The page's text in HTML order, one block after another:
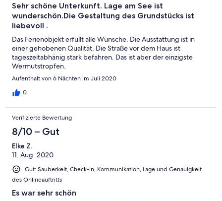
Sehr schöne Unterkunft. Lage am See ist
wunderschön.Die Gestaltung des Grundstücks ist
liebevoll .
Das Ferienobjekt erfüllt alle Wünsche. Die Ausstattung ist in
einer gehobenen Qualität. Die Straße vor dem Haus ist
tageszeitabhänig stark befahren. Das ist aber der einzigste
Wermutstropfen.
Aufenthalt von 6 Nächten im Juli 2020
0
Verifizierte Bewertung
8/10 – Gut
Elke Z.
11. Aug. 2020
Gut: Sauberkeit, Check-in, Kommunikation, Lage und Genauigkeit
des Onlineauftritts
Es war sehr schön